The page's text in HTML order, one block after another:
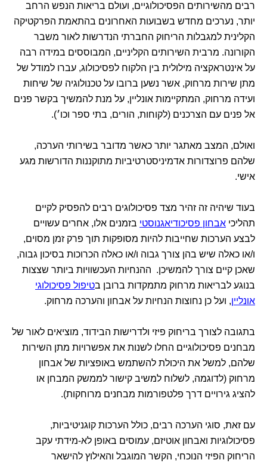
רבים מהשירותים הפסיכולוגיים, ועולם בריאות הנפש הרחב
יותר, נערכים מחדש בשבועות האחרונים בהתאמת הפרקטיקה
הקלינית למגבלות הריחוק החברתי הנדרשות לאור משבר
הקורונה. מרבית השירותים הקליניים, המבוססים במידה רבה
על אינטראקציה מילולית בין הלקוח לפסיכולוג, עברו למודל של
מתן שירות מרחוק, אשר נשען ברובו על טכנולוגיה של שיחות
ועידה מרחוק, המתקיימות אונליין, על מנת להמשיך בקשר פנים
אל פנים עם הצרכנים (לקוחות, הורים, בתי ספר וכו׳).
ואולם, המצב מאתגר יותר כאשר מדובר בשירותי הערכה,
שלהם פרוצדורות אדמיניסטרטיביות מתוקננות הדורשות מגע
אישי.
בעוד שיהיה זה זהיר מצד פסיכולוגים רבים להפסיק לקיים
תהליכי אבחון פסיכודיאגנוסטי בזמנים אלו, אחרים עשויים
לבצע הערכות שחייבות להיות מסופקות תוך פרק זמן מסוים,
ו/או כאלה שיש בהן צורך גבוה ו/או כאלה הכרוכות בסיכון גבוה,
שאכן קיים צורך להמשיכן. ההנחיות העכשוויות ביותר שצצות
בנוגע לבריאות מרחוק מתמקדות ברובן בטיפול פסיכולוגי
אונליין, ועל כן נחוצות הנחיות על אבחון והערכה מרחוק.
בתגובה לצורך בריחוק פיזי ולדרישות הבידוד, מוציאים לאור של
מבחנים פסיכולוגיים החלו לשנות את אפשרויות מתן השירות
שלהם, למשל את היכולת להשתמש באופציות של אבחון
מרחוק (לדוגמה, לשלוח למשיב קישור לממשק המבחן או
להציג גירויים דרך פלטפורמות מבחנים מרוחקות).
עם זאת, סוגי הערכה רבים, כולל הערכות קוגניטיביות,
פסיכולוגיות ואבחון אוטיזם, עמוסים באופן לא-מידתי עקב
הריחוק הפיזי הנוכחי, הקשר המוגבל והאילוץ להישאר